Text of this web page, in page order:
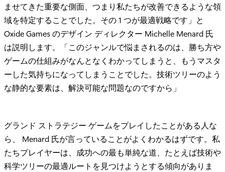
ませてきた重要な側面、つまり私たちが改善できるような領
域を特定することでした。その 1 つが最適戦略です」と
Oxide Games のデザイン ディレクター Michelle Menard 氏
は説明します。「このジャンルで悩まされるのは、勝ち方や
ゲームの仕組みがなんとなくわかってしまうと、もうマスタ
ーした気持ちになってしまうことでした。技術ツリーのよう
な静的な要素は、解決可能な問題なのですから」
グランド ストラテジー ゲームをプレイしたことがある人な
ら、 Menard 氏が言っていることがよくわかるはずです。私
たちプレイヤーは、成功への最も単純な道、たとえば技術や
科学ツリーの最適ルートを見つけようとする傾向がありま